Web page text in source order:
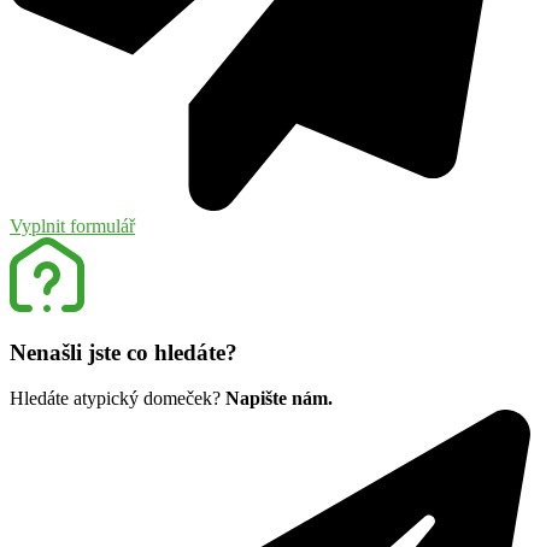
Vyplnit formulář
Nenašli jste co hledáte?
Hledáte atypický domeček? Napište nám.